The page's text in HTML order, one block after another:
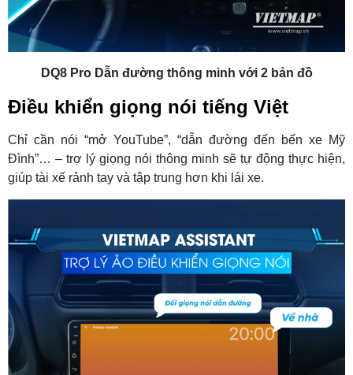
DQ8 Pro Dẫn đường thông minh với 2 bản đồ
Điều khiển giọng nói tiếng Việt
Chỉ cần nói “mở YouTube”, “dẫn đường đến bến xe Mỹ
Đình”… – trợ lý giọng nói thông minh sẽ tự động thực hiện,
giúp tài xế rảnh tay và tập trung hơn khi lái xe.